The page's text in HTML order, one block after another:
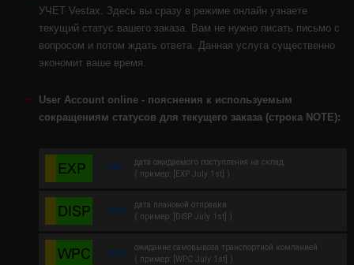
УЧЕТ Vestax. Здесь вы сразу в режиме онлайн узнаете
текущий статус вашего заказа. Вам не нужно писать письмо с
вопросом и потом ждать ответа. Данная услуга существенно
экономит ваше время.
User Account online - пояснения к используемым
сокращениям статусов для текущего заказа (строка NOTE):
EXP
дата ожидаемого поступления на склад
( пример: [EXP July 1st] )
DISP
дата плановой отправки
( пример: [DISP July 1st] )
WPC
ожидание самовывоза транспортной компанией
( пример: [WPC July 1st] )